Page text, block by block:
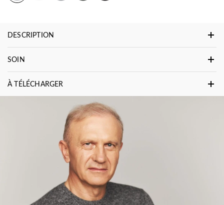
DESCRIPTION
SOIN
À TÉLÉCHARGER